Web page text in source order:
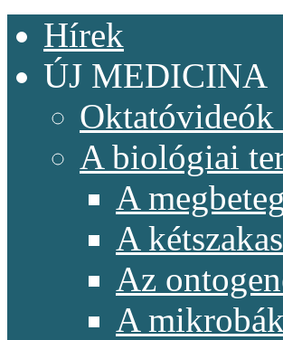
Hírek
ÚJ MEDICINA
A biológiai
A
A
Az
A